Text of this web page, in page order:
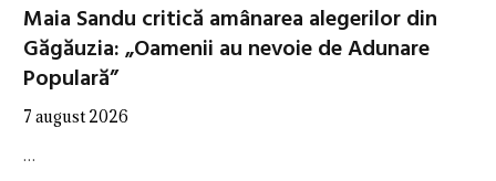
Maia Sandu critică amânarea alegerilor din
Găgăuzia: „Oamenii au nevoie de Adunare
Populară”
7 august 2026
…